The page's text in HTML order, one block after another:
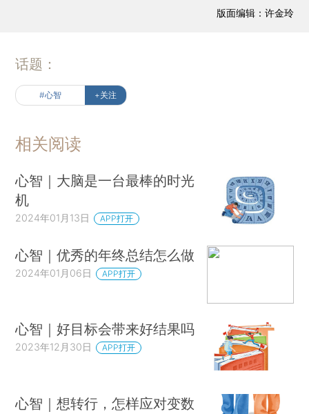
版面编辑：许金玲
话题：
#心智 +关注
相关阅读
心智｜大脑是一台最棒的时光
机
2024年01月13日 APP打开
心智｜优秀的年终总结怎么做
2024年01月06日 APP打开
心智｜好目标会带来好结果吗
2023年12月30日 APP打开
心智｜想转行，怎样应对变数